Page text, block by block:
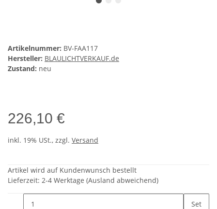
Artikelnummer: BV-FAA117
Hersteller: BLAULICHTVERKAUF.de
Zustand: neu
226,10 €
inkl. 19% USt., zzgl. Versand
Artikel wird auf Kundenwunsch bestellt
Lieferzeit: 2-4 Werktage (Ausland abweichend)
Set